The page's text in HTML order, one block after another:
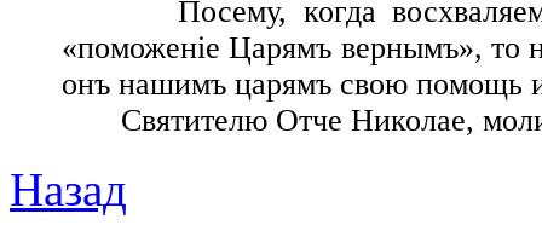
Посему, когда восхваляемъ
«поможеніе Царямъ вернымъ», то
онъ нашимъ царямъ свою помощь
Святителю Отче Николае,
Назад